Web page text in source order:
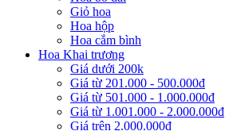
Giỏ hoa
Hoa hộp
Hoa cắm bình
Hoa Khai trương
Giá dưới 200k
Giá từ 201.000 - 500.000đ
Giá từ 501.000 - 1.000.000đ
Giá từ 1.001.000 - 2.000.000đ
Giá trên 2.000.000đ